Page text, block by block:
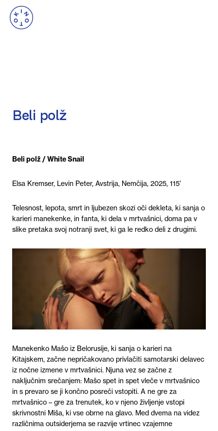
Beli polž
Beli polž / White Snail
Elsa Kremser, Levin Peter, Avstrija, Nemčija, 2025, 115′
Telesnost, lepota, smrt in ljubezen skozi oči dekleta, ki sanja o
karieri manekenke, in fanta, ki dela v mrtvašnici, doma pa v
slike pretaka svoj notranji svet, ki ga le redko deli z drugimi.
Manekenko Mašo iz Belorusije, ki sanja o karieri na
Kitajskem, začne nepričakovano privlačiti samotarski delavec
iz nočne izmene v mrtvašnici. Njuna vez se začne z
naključnim srečanjem: Mašo spet in spet vleče v mrtvašnico
in s prevaro se ji končno posreči vstopiti. A ne gre za
mrtvašnico – gre za trenutek, ko v njeno življenje vstopi
skrivnostni Miša, ki vse obrne na glavo. Med dvema na videz
različnima outsiderjema se razvije vrtinec vzajemne